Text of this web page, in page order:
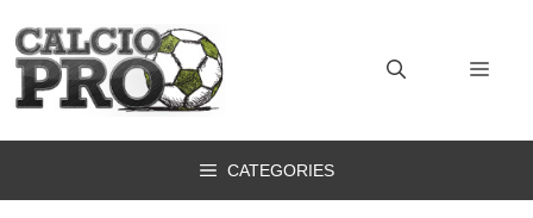
contenuto
CATEGORIES